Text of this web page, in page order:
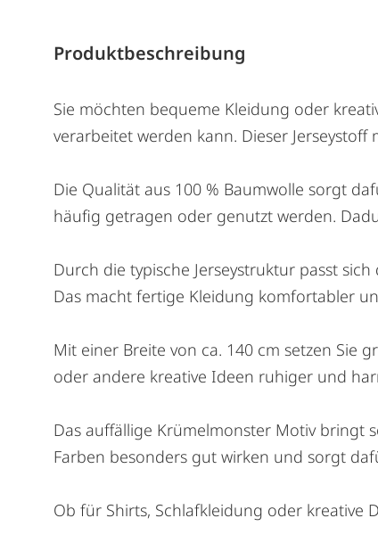
Produktbeschreibung
Sie möchten bequeme Kleidung oder
verarbeitet werden kann. Dieser
Die Qualität aus 100 % Baumwolle sorgt
häufig getragen oder genutzt werden.
Durch die typische Jerseystruktur passt
Das macht fertige Kleidung komfortabler
Mit einer Breite von ca. 140 cm setzen Sie
oder andere kreative Ideen ruhiger und
Das auffällige Krümelmonster Motiv bringt
Farben besonders gut wirken und sorgt
Ob für Shirts, Schlafkleidung oder kreative